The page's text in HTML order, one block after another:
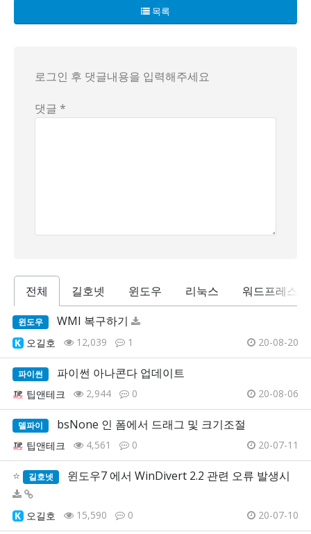
목록
로그인 후 댓글내용을 입력해주세요
댓글 *
전체 길호넷 윈도우 리눅스 워드프레스
윈도우 WMI 복구하기
오길호 12,039 1 20-08-20
파이썬 파이썬 아나콘다 업데이트
팁앤테크 2,944 0 20-08-06
델파이 bsNone 인 폼에서 드래그 및 크기조절
팁앤테크 4,561 0 20-07-11
⭐ 길호넷 윈도우7 에서 WinDivert 2.2 관련 오류 발생시
오길호 15,590 0 20-07-10